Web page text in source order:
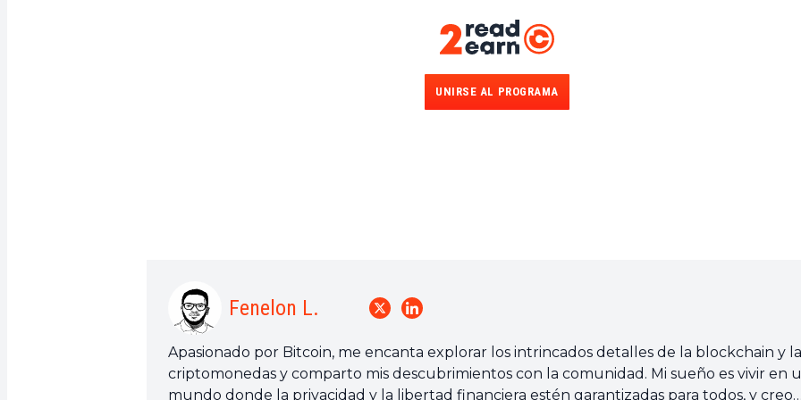
UNIRSE AL PROGRAMA
Fenelon L.
Apasionado por Bitcoin, me encanta explorar los intrincados detalles de la blockchain y
criptomonedas y comparto mis descubrimientos con la comunidad. Mi sueño es vivir en
mundo donde la privacidad y la libertad financiera estén garantizadas para todos, y creo